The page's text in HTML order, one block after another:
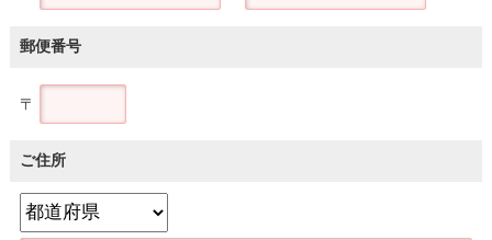
郵便番号
〒
ご住所